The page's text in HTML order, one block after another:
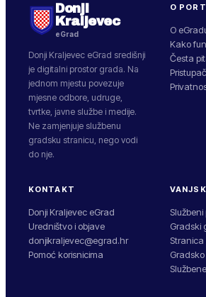
Donji
Kraljevec
eGrad
Donji Kraljevec eGrad središnji
je digitalni prostor grada. Na
jednom mjestu povezuje
mjesne odbore, udruge,
tvrtke, javne službe i medije.
Ne zamjenjuje službenu
gradsku stranicu, nego vodi
do nje.
O
O
Kako
Česta
KONTAKT
Donji Kraljevec eGrad
Uredništvo i objave
donjikraljevec@egrad.hr
Pomoć korisnicima
Gradski